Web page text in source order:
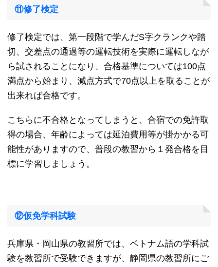
⑪修了検定
修了検定では、第一段階で学んだS字クランクや踏
切、交差点の通過等の運転技術を実際に運転しなが
ら試されることになり、合格基準については100点
満点から始まり、減点方式で70点以上を取ることが
出来れば合格です。
こちらに不合格となってしまうと、合宿での免許取
得の場合、年齢によっては延泊費用等が掛かかる可
能性がありますので、普段の教習から１発合格を目
標に学習しましょう。
⑫仮免学科試験
兵庫県・岡山県の教習所では、ベトナム語の学科試
験を教習所で受験できますが、静岡県の教習所にご